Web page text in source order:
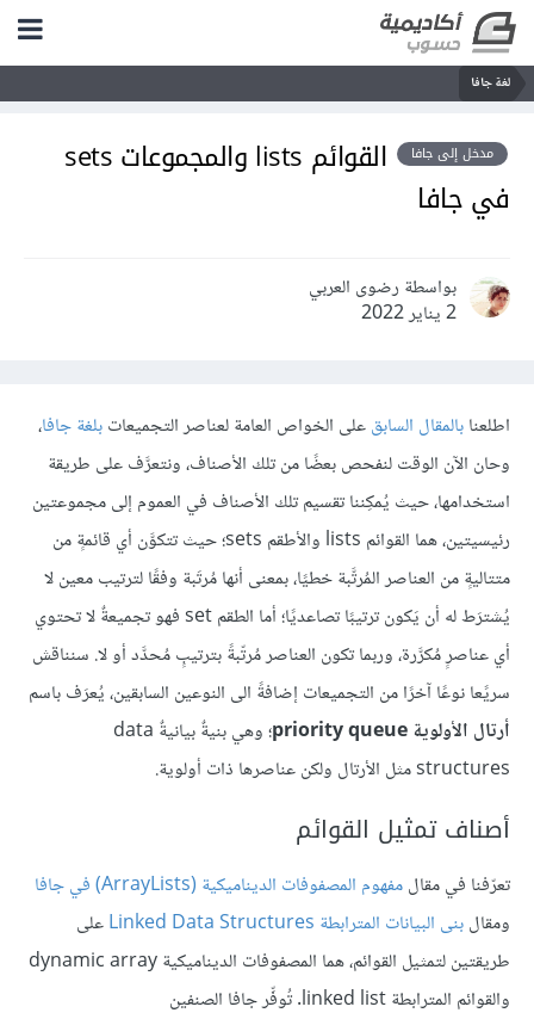
لغة جافا
مدخل إلى جافا
القوائم lists والمجموعات sets
في جافا
بواسطة رضوى العربي
2 يناير 2022
اطلعنابالمقال السابقعلى الخواص العامة لعناصر التجميعاتبلغة جافا،
وحان الآن الوقت لنفحص بعضًا من تلك الأصناف، ونتعرَّف على طريقة
استخدامها، حيث يُمكِننا تقسيم تلك الأصناف في العموم إلى مجموعتين
رئيسيتين، هما القوائم lists والأطقم sets؛ حيث تتكوَّن أي قائمةٍ من
متتاليةٍ من العناصر المُرتَّبة خطيًا، بمعنى أنها مُرتَبة وفقًا لترتيب معين لا
يُشترَط له أن يَكون ترتيبًا تصاعديًا؛ أما الطقم set فهو تجميعةٌ لا تحتوي
أي عناصرٍ مُكرَّرة، وربما تكون العناصر مُرتّبةً بترتيبٍ مُحدَّد أو لا. سنناقش
سريًعا نوعًا آخرًا من التجميعات إضافةً الى النوعين السابقين، يُعرَف باسم
أرتال الأولوية priority queue
؛ وهي بنيةٌ بيانيةٌ data
structures مثل الأرتال ولكن عناصرها ذات أولوية.
أصناف تمثيل القوائم
تعرّفنا في مقالمفهوم المصفوفات الديناميكية (ArrayLists) في جافا
ومقالبنى البيانات المترابطة Linked Data Structures
على
طريقتين لتمثيل القوائم، هما المصفوفات الديناميكية dynamic array
والقوائم المترابطة linked list. تُوفِّر جافا الصنفين